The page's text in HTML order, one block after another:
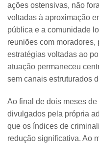
ações ostensivas, não
voltadas à aproximação
pública e a comunidade
reuniões com
estratégias voltadas ao
atuação permaneceu
sem canais estruturados
Ao final de dois meses
divulgados pela própria
que os índices de
redução significativa. Ao